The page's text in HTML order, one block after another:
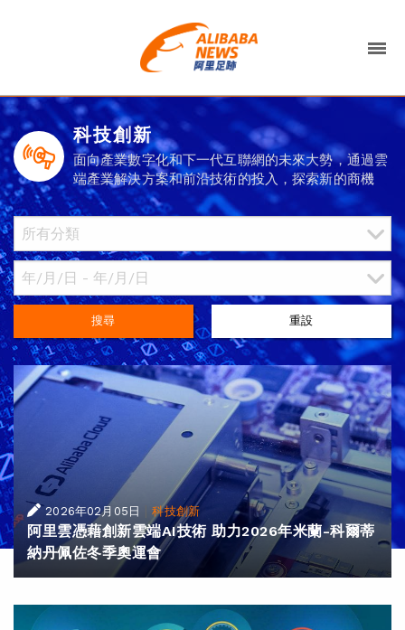
科技創新
面向產業數字化和下一代互聯網的未來大勢，通過雲
端產業解決方案和前沿技術的投入，探索新的商機
搜尋 重設
2026年02月05日 |科技創新
阿里雲憑藉創新雲端AI技術 助力2026年米蘭-科爾蒂
納丹佩佐冬季奧運會